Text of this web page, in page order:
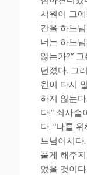
시원이 그
간을 하느
너는 하느
않는가?”
던졌다. 그
원이 다시
하지 않는
다!” 쇠사
다. “나를
느님이시
풀게 해주
었을 것이